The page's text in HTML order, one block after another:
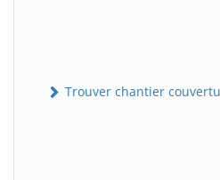
Trouver chantier